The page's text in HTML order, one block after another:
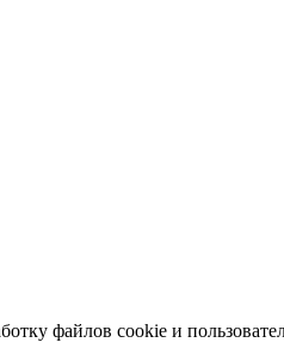
файлов cookie и